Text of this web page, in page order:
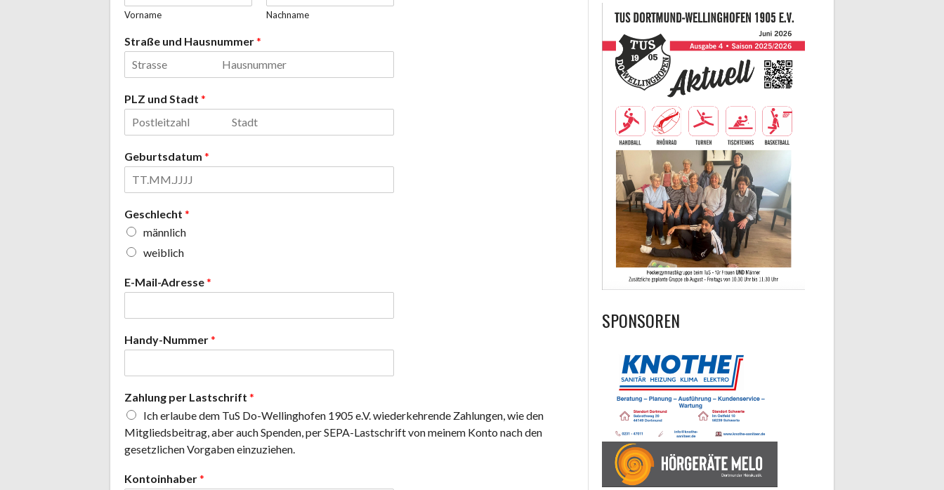
Vorname Nachname
Straße und Hausnummer*
PLZ und Stadt *
Geburtsdatum *
Geschlecht *
männlich
weiblich
E-Mail-Adresse*
Handy-Nummer*
Zahlung per Lastschrift *
Ich erlaube dem TuS Do-Wellinghofen 1905 e.V. wiederkehrende Zahlungen, wie den
Mitgliedsbeitrag, aber auch Spenden, per SEPA-Lastschrift von meinem Konto nach den
gesetzlichen Vorgaben einzuziehen.
Kontoinhaber*
SPONSOREN